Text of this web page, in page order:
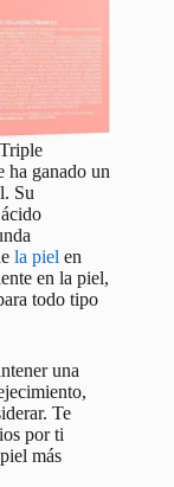
ha ganado un
Su
la piel en
en la piel,
todo tipo
una
Te
por ti
más